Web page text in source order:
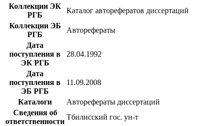
Коллекции ЭК
РГБ
Каталог авторефератов диссертаций
Коллекции ЭБ
РГБ
Авторефераты
Дата
поступления в
ЭК РГБ
28.04.1992
Дата
поступления в
ЭБ РГБ
11.09.2008
Каталоги
Авторефераты диссертаций
Сведения об
ответственности
Тбилисский гос. ун-т